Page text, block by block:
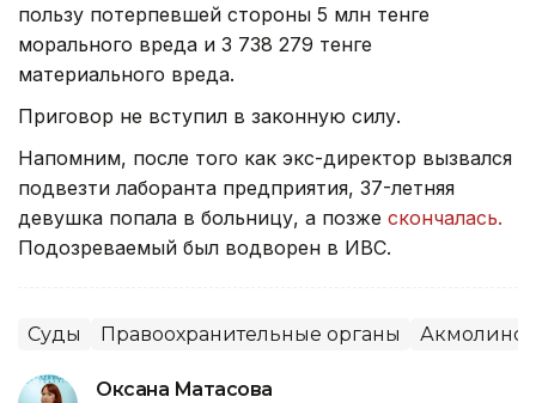
пользу потерпевшей стороны 5 млн тенге
морального вреда и 3 738 279 тенге
материального вреда.
Приговор не вступил в законную силу.
Напомним, после того как экс-директор вызвался
подвезти лаборанта предприятия, 37-летняя
девушка попала в больницу, а позже скончалась.
Подозреваемый был водворен в ИВС.
Суды Правоохранительные органы
Оксана Матасова